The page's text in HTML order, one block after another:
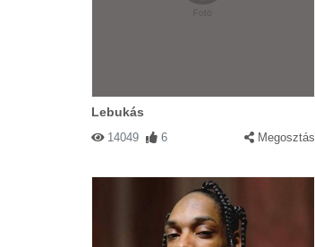
Lebukás
14049 6 Megosztás